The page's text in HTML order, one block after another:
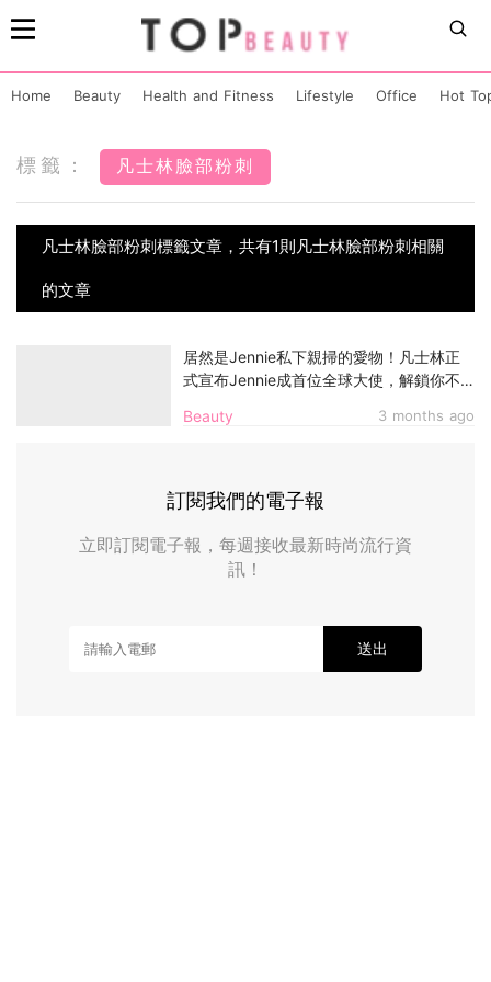
Home Beauty Health and Fitness Lifestyle Office Hot
標籤： 凡士林臉部粉刺
凡士林臉部粉刺標籤文章，共有1則凡士林臉部粉刺相關
的文章
Beauty 3 months ago
居然是Jennie私下親掃的愛物！凡士林正
式宣布Jennie成首位全球大使，解鎖你不
訂閱我們的電子報
立即訂閱電子報，每週接收最新時尚流行資
訊！
送出